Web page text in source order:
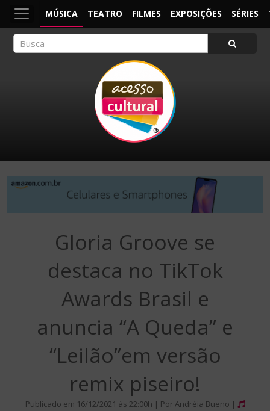
MÚSICA TEATRO FILMES EXPOSIÇÕES SÉRIES
Gloria Groove se
destaca no TikTok
Awards Brasil e
anuncia “A Queda” e
“Leilão”em versão
remix piseiro!
Publicado em 16/12/2021 às 22:00h | Por Andréia Bueno |